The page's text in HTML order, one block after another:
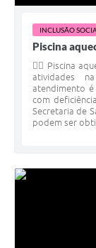
INCLUSÃO
Piscina
🏊‍♀️ Piscina
atividades
atendimento
com
Secretaria de
podem ser